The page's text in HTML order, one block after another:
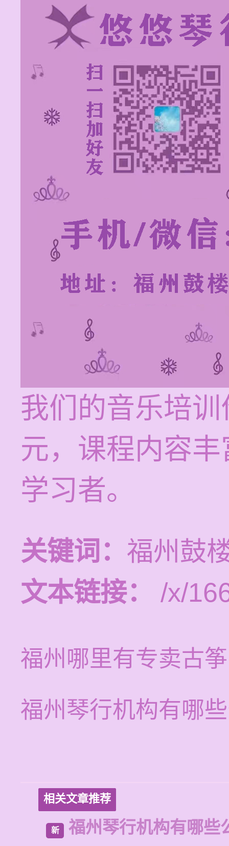
我们的音乐培
元，课程内容
学习者。
关键词： 福州鼓
文本链接：
/x/
福州哪里有专卖古
福州琴行机构有哪
相关文章推荐
新 福州琴行机构有哪些